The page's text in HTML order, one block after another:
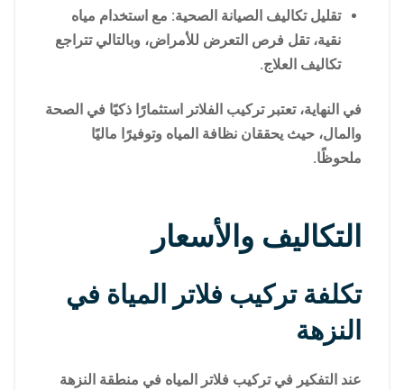
تقليل تكاليف الصيانة الصحية: مع استخدام مياه
نقية، تقل فرص التعرض للأمراض، وبالتالي تتراجع
تكاليف العلاج.
في النهاية، تعتبر تركيب الفلاتر استثمارًا ذكيًا في الصحة
والمال، حيث يحققان نظافة المياه وتوفيرًا ماليًا
ملحوظًا.
التكاليف والأسعار
تكلفة تركيب فلاتر المياة في
النزهة
عند التفكير في تركيب فلاتر المياه في منطقة النزهة